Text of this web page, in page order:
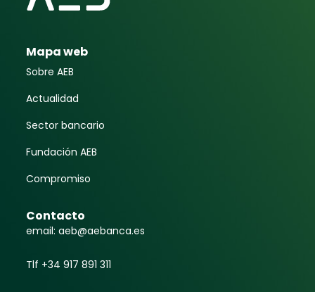
Mapa web
Sobre AEB
Actualidad
Sector bancario
Fundación AEB
Compromiso
Contacto
email: aeb@aebanca.es
Tlf +34 917 891 311